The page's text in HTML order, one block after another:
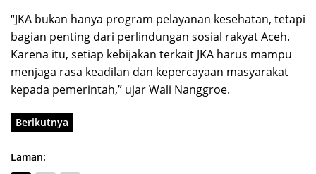
“JKA bukan hanya program pelayanan kesehatan, tetapi
bagian penting dari perlindungan sosial rakyat Aceh.
Karena itu, setiap kebijakan terkait JKA harus mampu
menjaga rasa keadilan dan kepercayaan masyarakat
kepada pemerintah,” ujar Wali Nanggroe.
Berikutnya
Laman: